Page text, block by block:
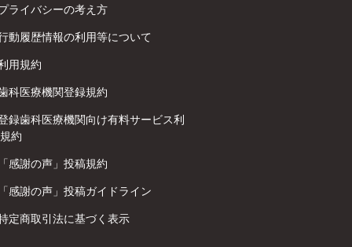
ライバシーの考え方
動履歴情報の利用等について
用規約
科医療機関登録規約
録歯科医療機関向け有料サービス利
約
「感謝の声」投稿規約
「感謝の声」投稿ガイドライン
定商取引法に基づく表示